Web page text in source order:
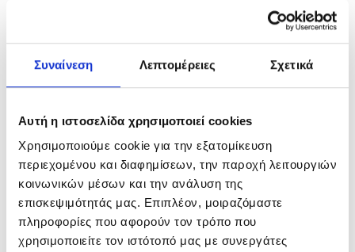
Συναίνεση Λεπτομέρειες Σχετικά
Αυτή η ιστοσελίδα χρησιμοποιεί cookies
Χρησιμοποιούμε cookie για την εξατομίκευση
περιεχομένου και διαφημίσεων, την παροχή λειτουργιών
κοινωνικών μέσων και την ανάλυση της
επισκεψιμότητάς μας. Επιπλέον, μοιραζόμαστε
πληροφορίες που αφορούν τον τρόπο που
χρησιμοποιείτε τον ιστότοπό μας με συνεργάτες
20 ΛΕΠΤΑ